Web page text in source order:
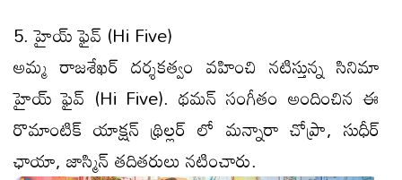
5. హైయ్ ఫైవ్ (Hi Five)
అమ్మ రాజశేఖర్ దర్శకత్వం వహించి నటిస్తున్న సినిమా
హైయ్ ఫైవ్ (Hi Five). థమన్ సంగీతం అందించిన ఈ
రొమాంటిక్ యాక్షన్ థ్రిల్లర్ లో మన్నారా చోప్రా, సుధీర్
ఛాయా, జాస్మిన్ తదితరులు నటించారు.